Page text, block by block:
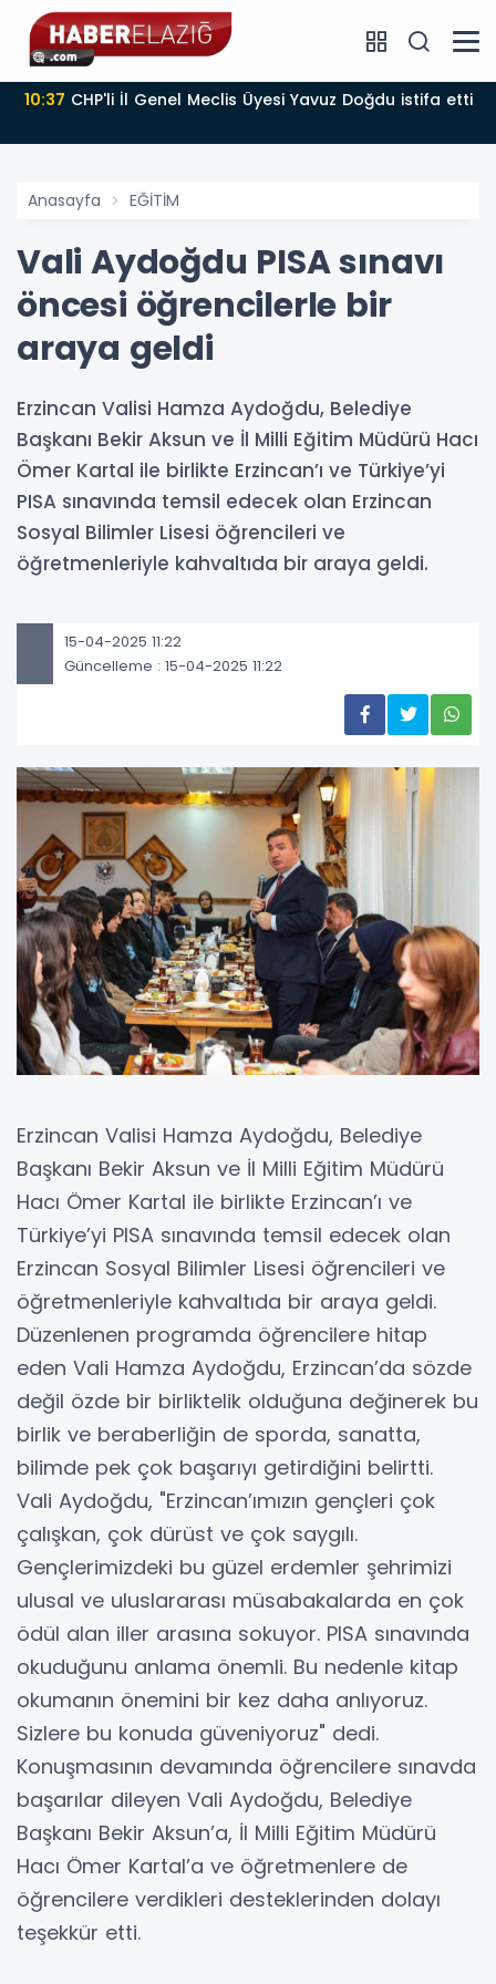
10:37 CHP'li İl Genel Meclis Üyesi Yavuz Doğdu istifa etti
Anasayfa EĞİTİM
Vali Aydoğdu PISA sınavı
öncesi öğrencilerle bir
araya geldi
Erzincan Valisi Hamza Aydoğdu, Belediye
Başkanı Bekir Aksun ve İl Milli Eğitim Müdürü Hacı
Ömer Kartal ile birlikte Erzincan’ı ve Türkiye’yi
PISA sınavında temsil edecek olan Erzincan
Sosyal Bilimler Lisesi öğrencileri ve
öğretmenleriyle kahvaltıda bir araya geldi.
15-04-2025 11:22
Güncelleme : 15-04-2025 11:22
Erzincan Valisi Hamza Aydoğdu, Belediye
Başkanı Bekir Aksun ve İl Milli Eğitim Müdürü
Hacı Ömer Kartal ile birlikte Erzincan’ı ve
Türkiye’yi PISA sınavında temsil edecek olan
Erzincan Sosyal Bilimler Lisesi öğrencileri ve
öğretmenleriyle kahvaltıda bir araya geldi.
Düzenlenen programda öğrencilere hitap
eden Vali Hamza Aydoğdu, Erzincan’da sözde
değil özde bir birliktelik olduğuna değinerek bu
birlik ve beraberliğin de sporda, sanatta,
bilimde pek çok başarıyı getirdiğini belirtti.
Vali Aydoğdu, "Erzincan’ımızın gençleri çok
çalışkan, çok dürüst ve çok saygılı.
Gençlerimizdeki bu güzel erdemler şehrimizi
ulusal ve uluslararası müsabakalarda en çok
ödül alan iller arasına sokuyor. PISA sınavında
okuduğunu anlama önemli. Bu nedenle kitap
okumanın önemini bir kez daha anlıyoruz.
Sizlere bu konuda güveniyoruz" dedi.
Konuşmasının devamında öğrencilere sınavda
başarılar dileyen Vali Aydoğdu, Belediye
Başkanı Bekir Aksun’a, İl Milli Eğitim Müdürü
Hacı Ömer Kartal’a ve öğretmenlere de
öğrencilere verdikleri desteklerinden dolayı
teşekkür etti.